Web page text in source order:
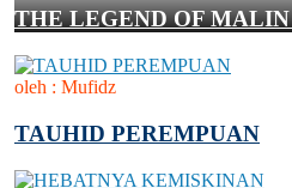
THE LEGEND OF
oleh : Mufidz
TAUHID PEREMPUAN